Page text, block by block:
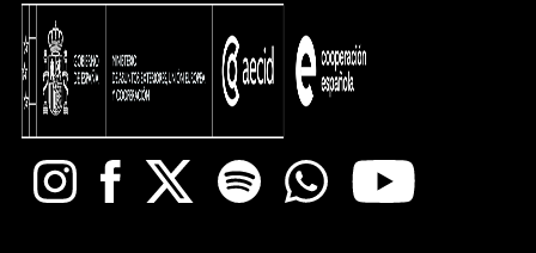
InstagramFacebook
X Spotify WhatsappYoutube